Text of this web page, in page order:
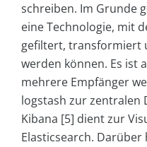
schreiben. Im Grunde
eine Technologie, mit
gefiltert, transformiert
werden können. Es ist
mehrere Empfänger
logstash zur zentralen
Kibana [5] dient zur
Elasticsearch.